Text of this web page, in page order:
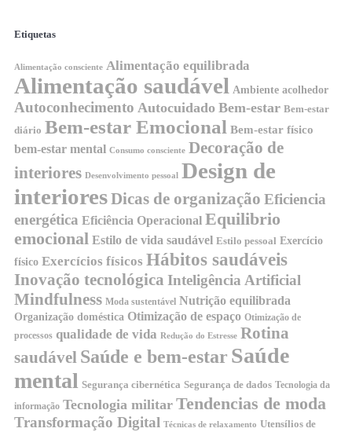
Etiquetas
Alimentação consciente Alimentação equilibrada
Alimentação saudável Ambiente acolhedor
Autoconhecimento Autocuidado Bem-estar Bem-estar
diário Bem-estar Emocional Bem-estar físico
bem-estar mental Consumo consciente Decoração de
interiores Desenvolvimento pessoal
Design de
interioresDicas de organização Eficiencia
energética Eficiência Operacional Equilibrio
emocional Estilo de vida saudável Estilo pessoal Exercício
físico Exercícios físicos Hábitos saudáveis
Inovação tecnológica Inteligência Artificial
Mindfulness Moda sustentável Nutrição equilibrada
Organização doméstica Otimização de espaço Otimização de
processos qualidade de vida Redução do Estresse Rotina
saudável Saúde e bem-estar Saúde
mental Segurança cibernética Segurança de dados Tecnologia da
informação Tecnologia militar Tendencias de moda
Transformação Digital Técnicas de relaxamento Utensílios de